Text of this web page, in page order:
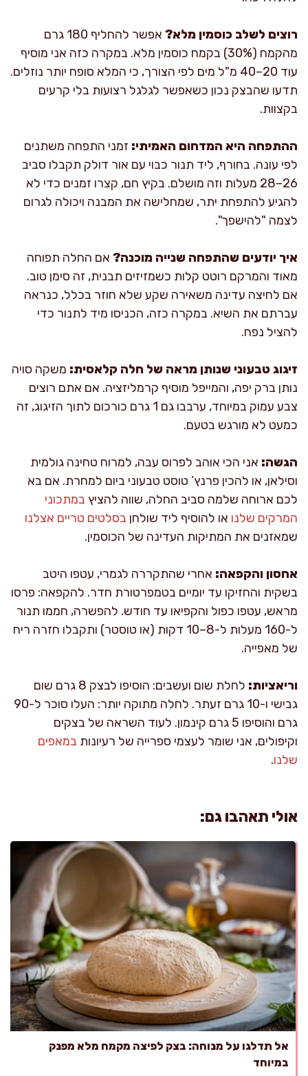
רוצים לשלב כוסמין מלא?
אפשר להחליף 180 גרם
מהקמח (30%) בקמח כוסמין מלא. במקרה כזה אני מוסיף
עוד 20–40 מ"ל מים לפי הצורך, כי המלא סופח יותר נוזלים.
תדעו שהבצק נכון כשאפשר לגלגל רצועות בלי קרעים
בקצוות.
ההתפחה היא המדחום האמיתי: זמני התפחה משתנים
לפי עונה. בחורף, ליד תנור כבוי עם אור דולק תקבלו סביב
26–28 מעלות וזה מושלם. בקיץ חם, קצרו זמנים כדי לא
להגיע להתפחת יתר, שמחלישה את המבנה ויכולה לגרום
לצמה "להישפך".
איך יודעים שהתפחה שנייה מוכנה? אם החלה תפוחה
מאוד והמרקם רוטט קלות כשמזיזים תבנית, זה סימן טוב.
אם לחיצה עדינה משאירה שקע שלא חוזר בכלל, כנראה
עברתם את השיא. במקרה כזה, הכניסו מיד לתנור כדי
להציל נפח.
זיגוג טבעוני שנותן מראה של חלה קלאסית: משקה סויה
נותן ברק יפה, והמייפל מוסיף קרמליזציה. אם אתם רוצים
צבע עמוק במיוחד, ערבבו גם 1 גרם כורכום לתוך הזיגוג, זה
כמעט לא מורגש בטעם.
הגשה: אני הכי אוהב לפרוס עבה, למרוח טחינה גולמית
וסילאן, או להכין פרנץ’ טוסט טבעוני ביום למחרת. אם בא
לכם ארוחה שלמה סביב החלה, שווה להציץ במתכוני
המרקים שלנו או להוסיף ליד שולחן בסלטים טריים אצלנו
שמאזנים את המתיקות העדינה של הכוסמין.
אחסון והקפאה: אחרי שהתקררה לגמרי, עטפו היטב
בשקית והחזיקו עד יומיים בטמפרטורת חדר. להקפאה: פרסו
מראש, עטפו כפול והקפיאו עד חודש. להפשרה, חממו תנור
ל-160 מעלות ל-8–10 דקות (או טוסטר) ותקבלו חזרה ריח
של מאפייה.
וריאציות:
לחלת שום ועשבים: הוסיפו לבצק 8 גרם שום
גבישי ו-10 גרם זעתר. לחלה מתוקה יותר: העלו סוכר ל-90
גרם והוסיפו 5 גרם קינמון. לעוד השראה של בצקים
וקיפולים, אני שומר לעצמי ספרייה של רעיונות במאפים
שלנו.
אולי תאהבו גם:
אל תדלגו על מנוחה: בצק לפיצה מקמח מלא מפנק
במיוחד